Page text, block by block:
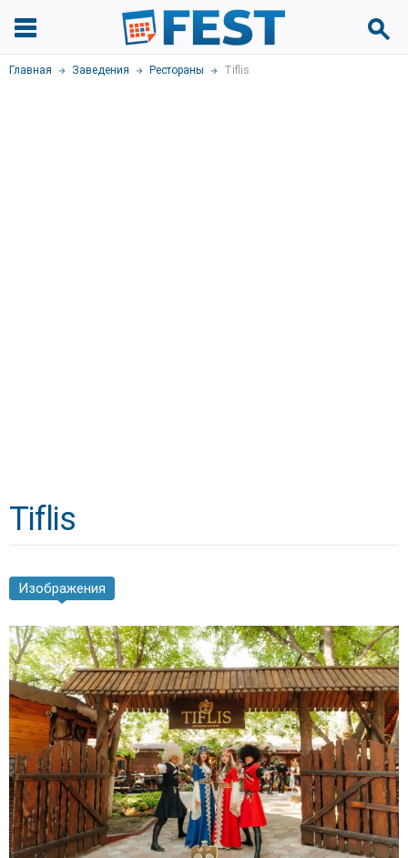
Главная Заведения Рестораны Tiflis
Tiflis
Изображения